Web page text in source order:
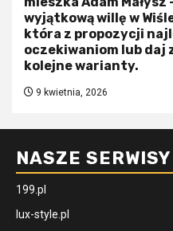
wyjątkową willę w
która z propozycji
oczekiwaniom lub daj
kolejne warianty.
9 kwietnia, 2026
NASZE SERWISY
199.pl
lux-style.pl